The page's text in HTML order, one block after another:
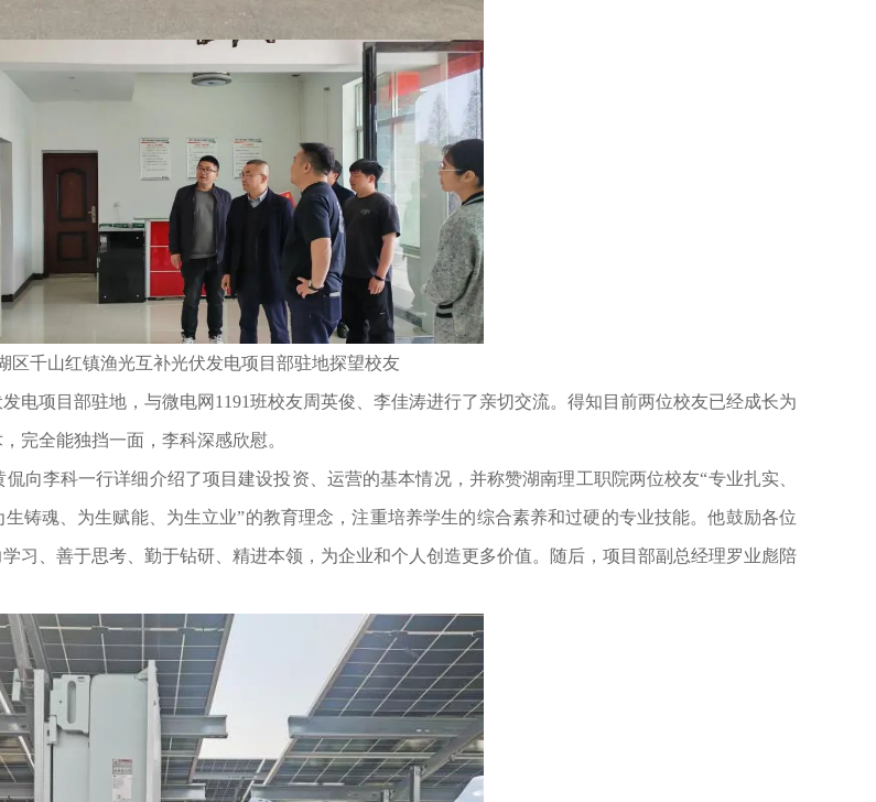
千山红镇渔光互补光伏发电项目部驻地探望校友
项目部驻地，与微电网1191班校友周英俊、李佳涛进行了亲切交流。得知目前两位校友已经成长为
完全能独挡一面，李科深感欣慰。
李科一行详细介绍了项目建设投资、运营的基本情况，并称赞湖南理工职院两位校友“专业扎实、
铸魂、为生赋能、为生立业”的教育理念，注重培养学生的综合素养和过硬的专业技能。他鼓励各位
习、善于思考、勤于钻研、精进本领，为企业和个人创造更多价值。随后，项目部副总经理罗业彪陪